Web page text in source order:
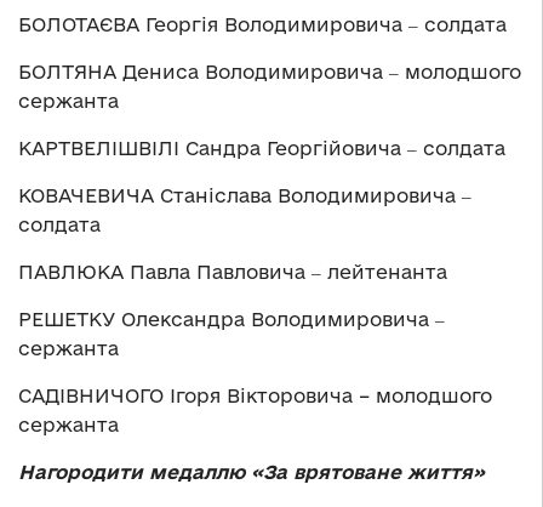
БОЛОТАЄВА Георгія Володимировича ‒ солдата
БОЛТЯНА Дениса Володимировича ‒ молодшого
сержанта
КАРТВЕЛІШВІЛІ Сандра Георгійовича ‒ солдата
КОВАЧЕВИЧА Станіслава Володимировича ‒
солдата
ПАВЛЮКА Павла Павловича ‒ лейтенанта
РЕШЕТКУ Олександра Володимировича ‒
сержанта
САДІВНИЧОГО Ігоря Вікторовича – молодшого
сержанта
Нагородити медаллю «За врятоване життя»